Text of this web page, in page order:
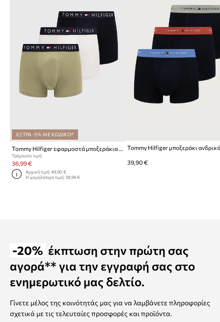
ΕΞΤΡΑ -5% ΜΕ ΚΩΔΙΚΟ*
Τρέχουσα τιμή:
36,99 €
Αρχική τιμή:49,90 €
Η χαμηλότερη τιμή:38,99 €
39,90 €
-20% έκπτωση στην πρώτη σας
αγορά** για την εγγραφή σας στο
ενημερωτικό μας δελτίο.
Γίνετε μέλος της κοινότητάς μας για να λαμβάνετε πληροφορίες
σχετικά με τις τελευταίες προσφορές και προϊόντα.